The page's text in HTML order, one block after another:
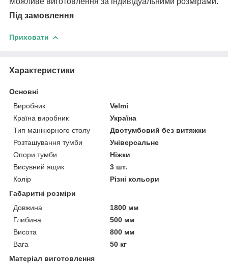
Під замовлення
Приховати
Характеристики
Основні
Виробник
Velmi
Країна виробник
Україна
Тип манікюрного столу
Двотумбовий без витяжки
Розташування тумби
Універсальне
Опори тумби
Ніжки
Висувний ящик
3 шт.
Колір
Різні кольори
Габаритні розміри
Довжина
1800 мм
Глибина
500 мм
Висота
800 мм
Вага
50 кг
Матеріал виготовлення